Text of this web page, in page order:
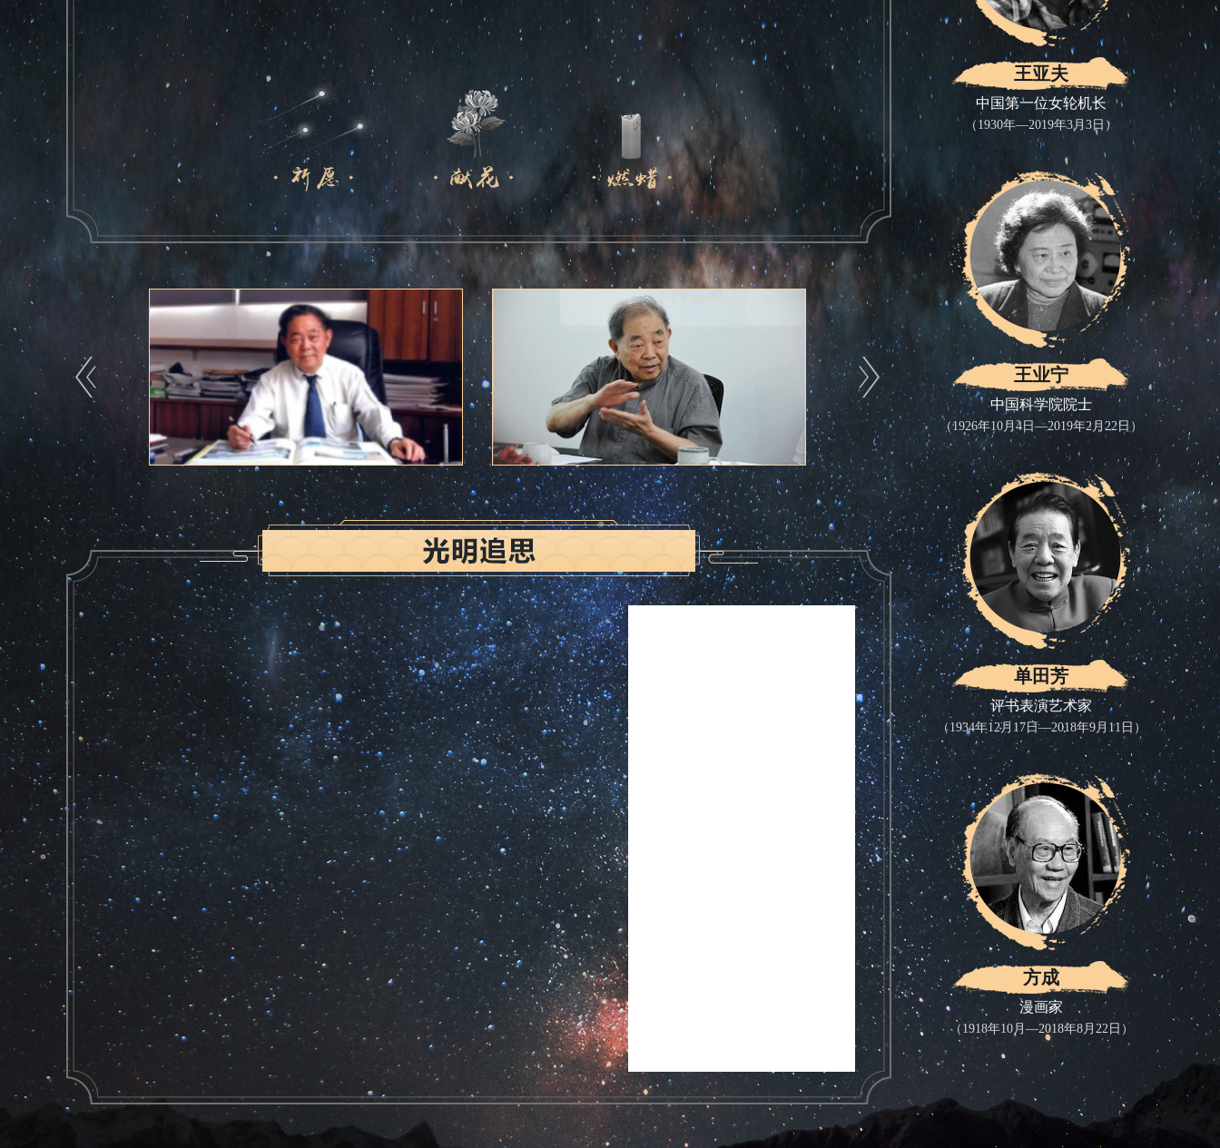
王亚夫
中国第一位女轮机长
（1930年—2019年3月3日）
王业宁
中国科学院院士
（1926年10月4日—2019年2月22日）
单田芳
评书表演艺术家
（1934年12月17日—2018年9月11日）
方成
漫画家
（1918年10月—2018年8月22日）